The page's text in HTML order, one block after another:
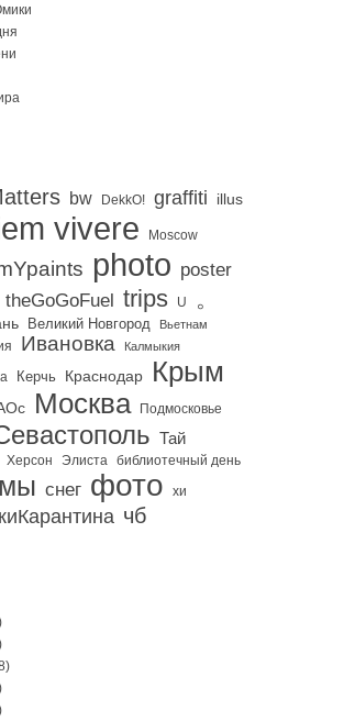
bw DekkO! graffiti illus
vivere Moscow
photo poster
theGoGoFuel trips U 。
Великий Новгород Вьетнам
Ивановка Калмыкия
Керчь Краснодар Крым
Москва Подмосковье
Тай
Херсон Элиста библиотечный день
мы снег фото хи
чб